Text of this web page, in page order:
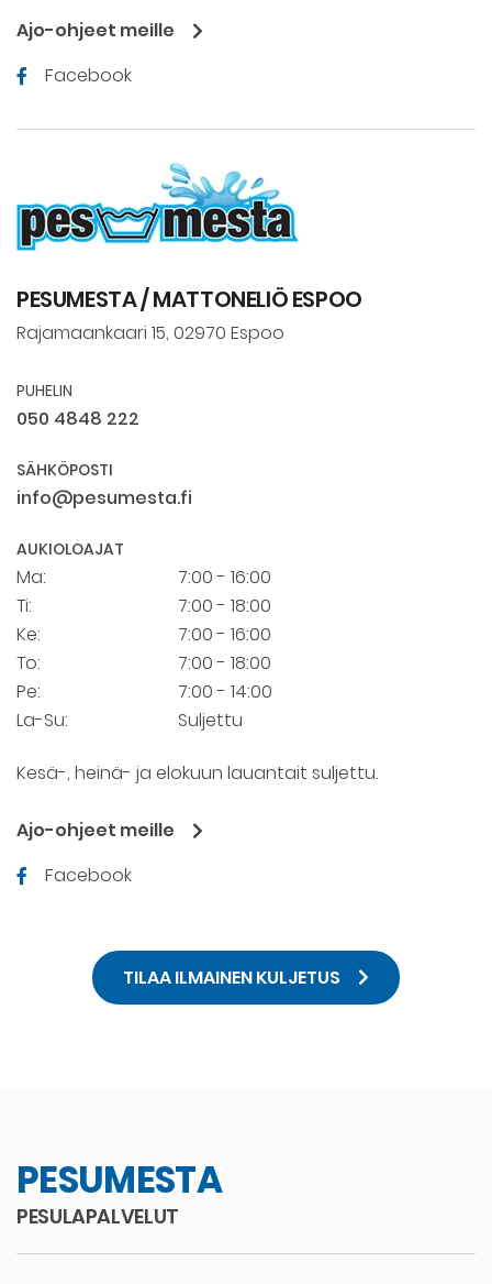
Ajo-ohjeet meille
Facebook
PESUMESTA / MATTONELIÖ ESPOO
Rajamaankaari 15, 02970 Espoo
PUHELIN
050 4848 222
SÄHKÖPOSTI
info@pesumesta.fi
AUKIOLOAJAT
Ma:
7:00 - 16:00
Ti:
7:00 - 18:00
Ke:
7:00 - 16:00
To:
7:00 - 18:00
Pe:
7:00 - 14:00
La-Su:
Suljettu
Kesä-, heinä- ja elokuun lauantait suljettu.
Ajo-ohjeet meille
Facebook
TILAA ILMAINEN KULJETUS
PESUMESTA
PESULAPALVELUT